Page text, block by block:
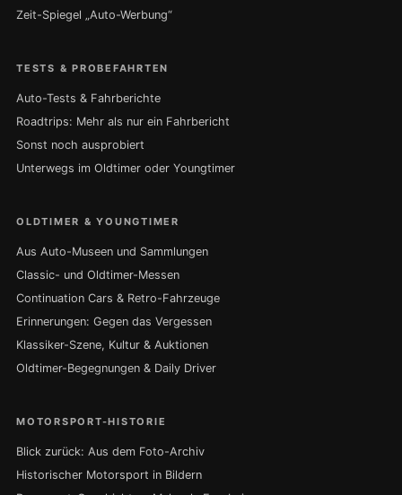
Zeit-Spiegel „Auto-Werbung“
TESTS & PROBEFAHRTEN
Auto-Tests & Fahrberichte
Roadtrips: Mehr als nur ein Fahrbericht
Sonst noch ausprobiert
Unterwegs im Oldtimer oder Youngtimer
OLDTIMER & YOUNGTIMER
Aus Auto-Museen und Sammlungen
Classic- und Oldtimer-Messen
Continuation Cars & Retro-Fahrzeuge
Erinnerungen: Gegen das Vergessen
Klassiker-Szene, Kultur & Auktionen
Oldtimer-Begegnungen & Daily Driver
MOTORSPORT-HISTORIE
Blick zurück: Aus dem Foto-Archiv
Historischer Motorsport in Bildern